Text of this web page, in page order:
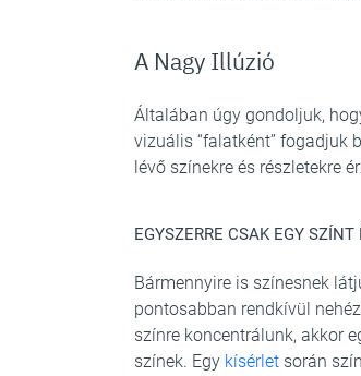
A Nagy Illúzió
Általában úgy gondoljuk,
vizuális “falatként” fogadjuk
lévő színekre és részletekre
EGYSZERRE CSAK EGY SZÍNT
Bármennyire is színesnek
pontosabban rendkívül
színre koncentrálunk, akkor
színek. Egy kísérlet során